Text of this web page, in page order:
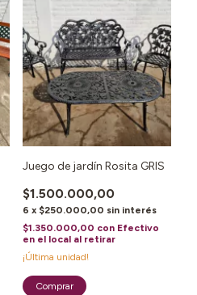
Juego de jardín Rosita GRIS
$1.500.000,00
6 x $250.000,00 sin interés
$1.350.000,00 con Efectivo
en el local al retirar
¡Última unidad!